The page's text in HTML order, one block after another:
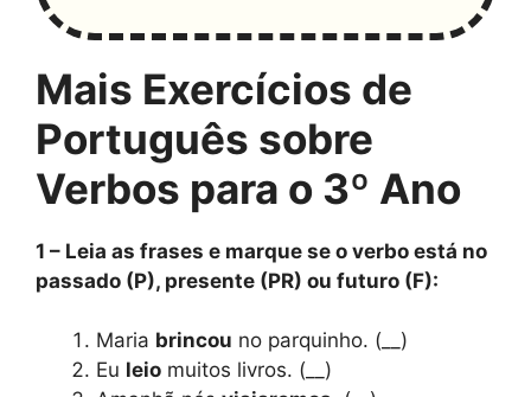
Mais Exercícios de
Português sobre
Verbos para o 3º Ano
1 – Leia as frases e marque se o verbo está no
passado (P), presente (PR) ou futuro (F):
Maria brincou no parquinho. (__)
Eu leio muitos livros. (__)